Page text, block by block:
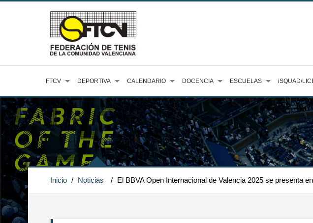
FTCV DEPORTIVA CALENDARIO DOCENCIA ESCUELAS iSQUAD/
Inicio / Noticias / El BBVA Open Internacional de Valencia 2025 se presenta